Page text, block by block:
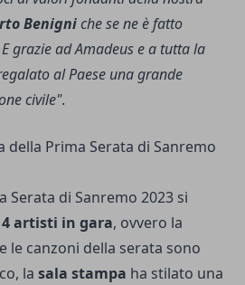
Benigniche se ne è fatto
grazie ad Amadeus e a tutta la
al Paese una grande
civile".
della Prima Serata di Sanremo
Serata di Sanremo 2023 si
artisti in gara, ovvero la
le canzoni della serata sono
la sala stampa ha stilato una